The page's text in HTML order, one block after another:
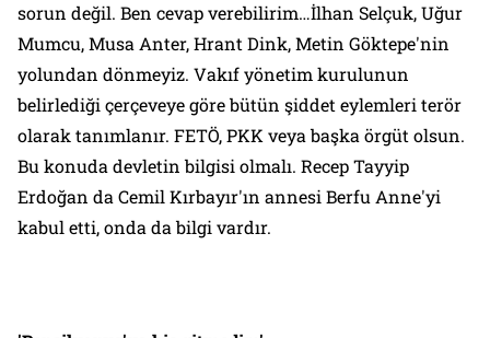
sorun değil. Ben cevap verebilirim…İlhan Selçuk, Uğur
Mumcu, Musa Anter, Hrant Dink, Metin Göktepe'nin
yolundan dönmeyiz. Vakıf yönetim kurulunun
belirlediği çerçeveye göre bütün şiddet eylemleri terör
olarak tanımlanır. FETÖ, PKK veya başka örgüt olsun.
Bu konuda devletin bilgisi olmalı. Recep Tayyip
Erdoğan da Cemil Kırbayır'ın annesi Berfu Anne'yi
kabul etti, onda da bilgi vardır.